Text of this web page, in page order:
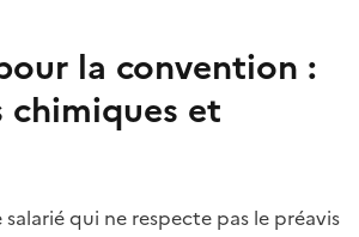
la convention :
chimiques et
salarié qui ne respecte pas le préavis